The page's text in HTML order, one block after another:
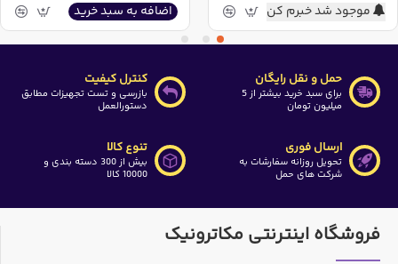
موجود شد خبرم کن اضافه به سبد خرید
حمل و نقل رایگان
برای سبد خرید بیشتر از 5
میلیون تومان
کنترل کیفیت
بازرسی و تست تجهیزات مطابق
دستورالعمل
ارسال فوری
تحویل روزانه سفارشات به
شرکت های حمل
تنوع کالا
بیش از 300 دسته بندی و
10000 کالا
فروشگاه اینترنتی مکاترونیک